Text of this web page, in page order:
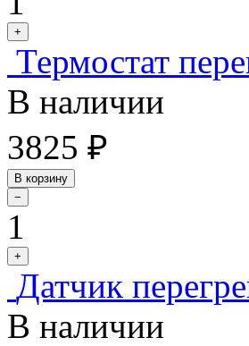
+
Термостат
В наличии
3825 ₽
В корзину
−
1
+
Датчик
В наличии